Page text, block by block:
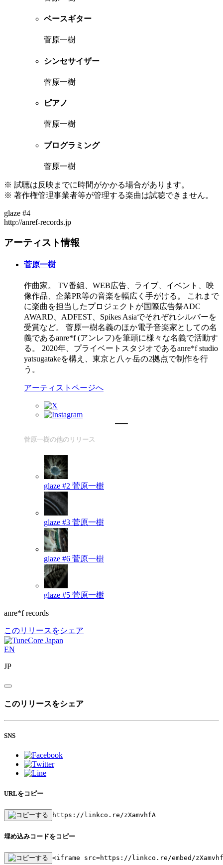
ベースギター
菅原一樹
シンセサイザー
菅原一樹
ピアノ
菅原一樹
プログラミング
菅原一樹
※ 試聴は反映までに時間がかかる場合があります。
※ 著作権管理事業者等が管理する楽曲は試聴できません。
glaze #4
http://anref-records.jp
アーティスト情報
菅原一樹
作曲家。 TV番組、WEB広告、ライブ、イベント、映
像作品、企業PR等の音楽を幅広く手がける。 これまで
に楽曲を担当したプロジェクトが国際広告祭ADC
AWARD、ADFEST、Spikes Asiaでそれぞれシルバーを
受賞など。 菅原一樹名義のほか電子音楽家としての名
義であるanre*f (アンレフ)を筆頭に様々な名義で活動す
る。 2020年、プライベートスタジオであるanre*f studio
yatsugatakeを構え、東京と八ヶ岳の2拠点で制作を行
う。
アーティストページへ
菅原一樹の他のリリース
glaze #2 菅原一樹
glaze #3 菅原一樹
glaze #6 菅原一樹
glaze #5 菅原一樹
anre*f records
このリリースをシェア
EN
JP
このリリースをシェア
SNS
URLをコピー
https://linkco.re/zXamvhfA
埋め込みコードをコピー
<iframe src=https://linkco.re/embed/